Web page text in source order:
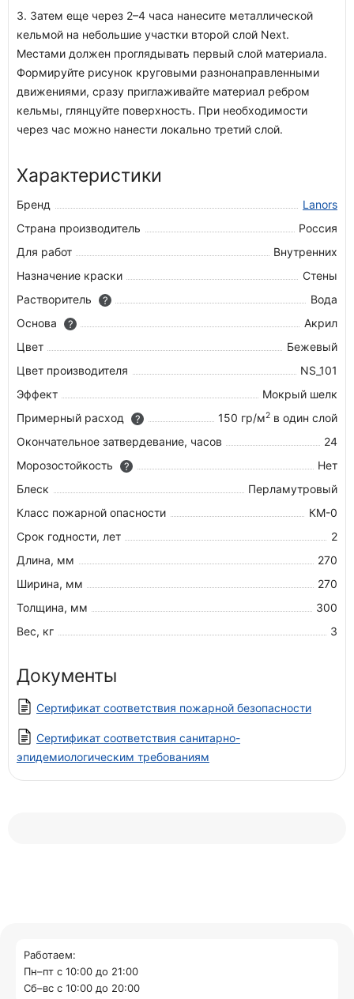
3. Затем еще через 2–4 часа нанесите металлической
кельмой на небольшие участки второй слой Next.
Местами должен проглядывать первый слой материала.
Формируйте рисунок круговыми разнонаправленными
движениями, сразу приглаживайте материал ребром
кельмы, глянцуйте поверхность. При необходимости
через час можно нанести локально третий слой.
Характеристики
Бренд
Lanors
Страна производитель
Россия
Для работ
Внутренних
Назначение краски
Стены
Растворитель
?
Вода
Основа
?
Акрил
Цвет
Бежевый
Цвет производителя
NS_101
Эффект
Мокрый шелк
Примерный расход
? 150 гр/м2 в один слой
Окончательное затвердевание, часов
24
Морозостойкость
?
Нет
Блеск
Перламутровый
Класс пожарной опасности
КМ-0
Срок годности, лет
2
Длина, мм
270
Ширина, мм
270
Толщина, мм
300
Вес, кг
3
Документы
Сертификат соответствия пожарной безопасности
Сертификат соответствия санитарно-
эпидемиологическим требованиям
Работаем:
Пн–пт с 10:00 до 21:00
Cб–вс с 10:00 до 20:00